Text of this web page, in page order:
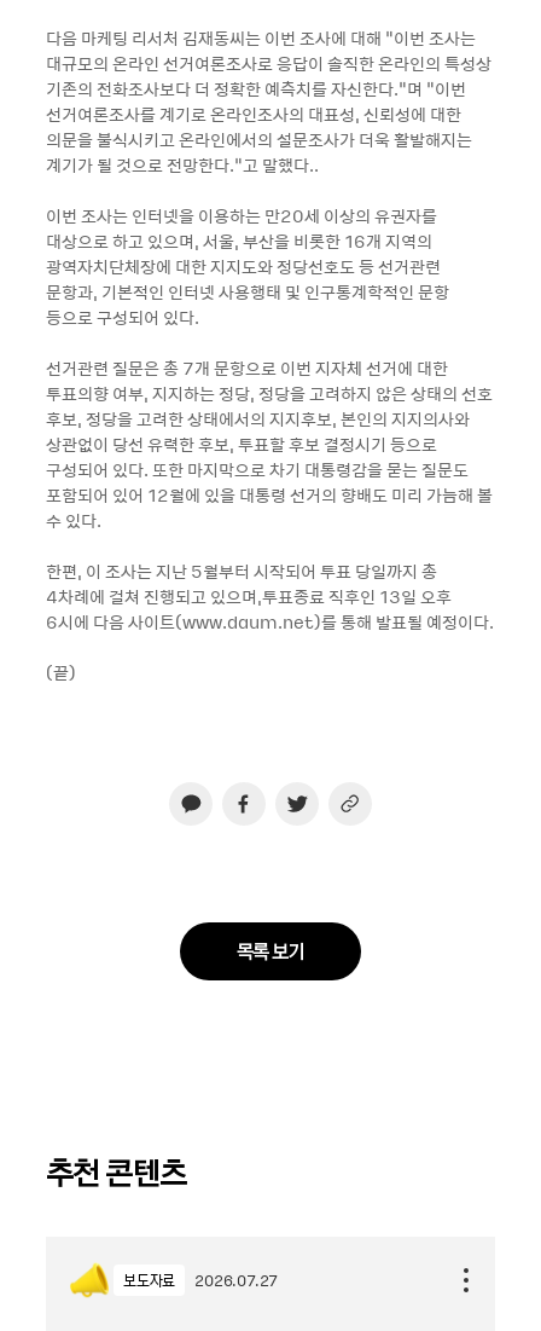
다음 마케팅 리서처 김재동씨는 이번 조사에 대해 “이번 조사는
대규모의 온라인 선거여론조사로 응답이 솔직한 온라인의 특성상
기존의 전화조사보다 더 정확한 예측치를 자신한다.”며 “이번
선거여론조사를 계기로 온라인조사의 대표성, 신뢰성에 대한
의문을 불식시키고 온라인에서의 설문조사가 더욱 활발해지는
계기가 될 것으로 전망한다.”고 말했다..
이번 조사는 인터넷을 이용하는 만20세 이상의 유권자를
대상으로 하고 있으며, 서울, 부산을 비롯한 16개 지역의
광역자치단체장에 대한 지지도와 정당선호도 등 선거관련
문항과, 기본적인 인터넷 사용행태 및 인구통계학적인 문항
등으로 구성되어 있다.
선거관련 질문은 총 7개 문항으로 이번 지자체 선거에 대한
투표의향 여부, 지지하는 정당, 정당을 고려하지 않은 상태의 선호
후보, 정당을 고려한 상태에서의 지지후보, 본인의 지지의사와
상관없이 당선 유력한 후보, 투표할 후보 결정시기 등으로
구성되어 있다. 또한 마지막으로 차기 대통령감을 묻는 질문도
포함되어 있어 12월에 있을 대통령 선거의 향배도 미리 가늠해 볼
수 있다.
한편, 이 조사는 지난 5월부터 시작되어 투표 당일까지 총
4차례에 걸쳐 진행되고 있으며,투표종료 직후인 13일 오후
6시에 다음 사이트(www.daum.net)를 통해 발표될 예정이다.
(끝)
목록 보기
추천 콘텐츠
보도자료 2026.07.27